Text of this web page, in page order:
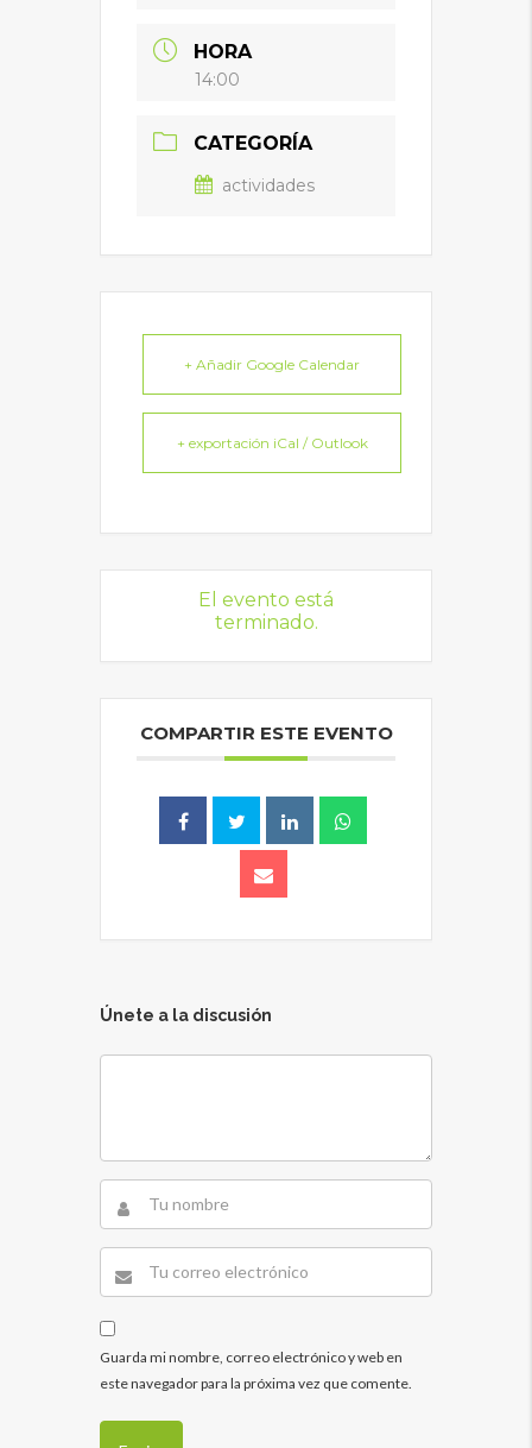
HORA
14:00
CATEGORÍA
actividades
+ Añadir Google Calendar
+ exportación iCal / Outlook
El evento está
terminado.
COMPARTIR ESTE EVENTO
Únete a la discusión
Guarda mi nombre, correo electrónico y web en
este navegador para la próxima vez que comente.